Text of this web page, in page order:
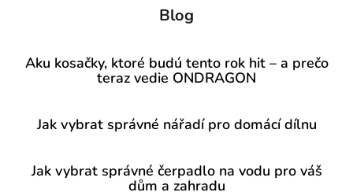
Blog
Aku kosačky, ktoré budú tento rok hit – a prečo
teraz vedie ONDRAGON
Jak vybrat správné nářadí pro domácí dílnu
Jak vybrat správné čerpadlo na vodu pro váš
dům a zahradu